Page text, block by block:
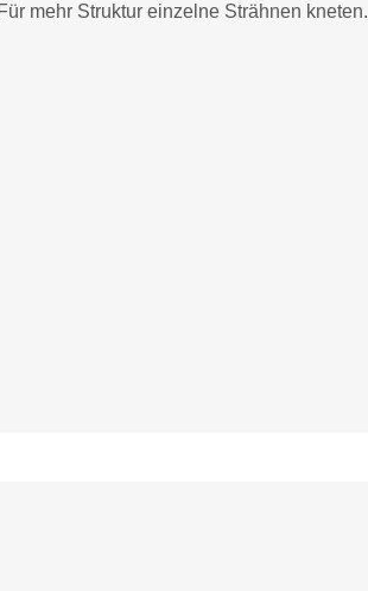
mehr Struktur einzelne Strähnen kneten.